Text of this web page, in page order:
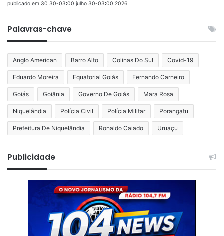
publicado em 30 30-03:00 julho 30-03:00 2026
Palavras-chave
Anglo American Barro Alto Colinas Do Sul Covid-19
Eduardo Moreira Equatorial Goiás Fernando Carneiro
Goiás Goiânia Governo De Goiás Mara Rosa
Niquelândia Polícia Civil Polícia Militar Porangatu
Prefeitura De Niquelândia Ronaldo Caiado Uruaçu
Publicidade